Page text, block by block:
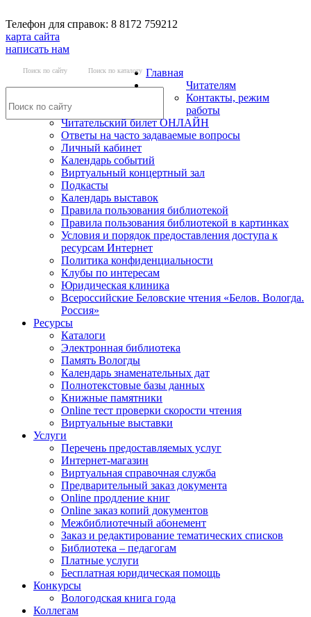
Телефон для справок: 8 8172 759212
карта сайта
написать нам
Поиск по сайту Поиск по каталогу Главная
Читателям
Контакты, режим
работы
Читательский билет ОНЛАЙН
Ответы на часто задаваемые вопросы
Личный кабинет
Календарь событий
Виртуальный концертный зал
Подкасты
Календарь выставок
Правила пользования библиотекой
Правила пользования библиотекой в картинках
Условия и порядок предоставления доступа к
ресурсам Интернет
Политика конфиденциальности
Клубы по интересам
Юридическая клиника
Всероссийские Беловские чтения «Белов. Вологда.
Россия»
Ресурсы
Каталоги
Электронная библиотека
Память Вологды
Календарь знаменательных дат
Полнотекстовые базы данных
Книжные памятники
Online тест проверки скорости чтения
Виртуальные выставки
Услуги
Перечень предоставляемых услуг
Интернет-магазин
Виртуальная справочная служба
Предварительный заказ документа
Online продление книг
Online заказ копий документов
Межбиблиотечный абонемент
Заказ и редактирование тематических списков
Библиотека – педагогам
Платные услуги
Бесплатная юридическая помощь
Конкурсы
Вологодская книга года
Коллегам